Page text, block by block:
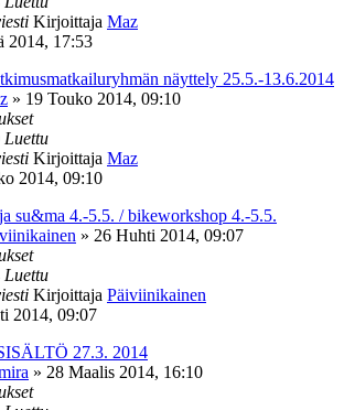
Kirjoittaja Maz
2014, 17:53
näyttely 25.5.-13.6.2014
» 19 Touko 2014, 09:10
Luettu
Kirjoittaja Maz
2014, 09:10
su&ma 4.-5.5. / bikeworkshop 4.-5.5.
» 26 Huhti 2014, 09:07
Luettu
Kirjoittaja Päiviinikainen
2014, 09:07
27.3. 2014
» 28 Maalis 2014, 16:10